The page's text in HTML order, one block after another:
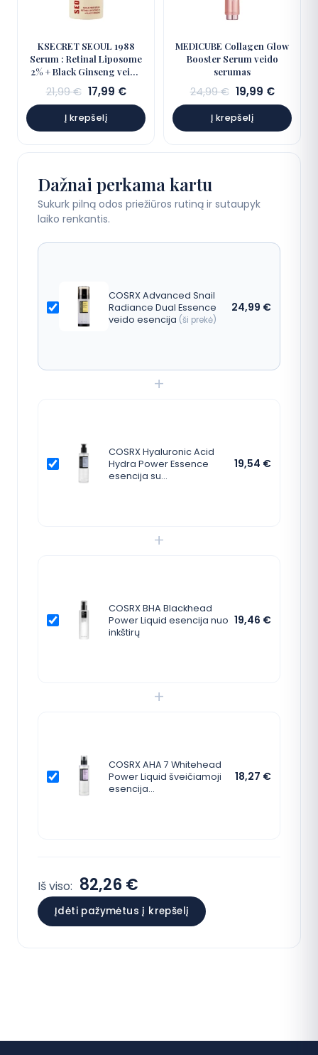
KSECRET SEOUL 1988
Serum : Retinal Liposome
2% + Black Ginseng veido
serumas
21,99€ Sena
kaina:
21,99 €.
17,99 €Dabartinė
kaina:
17,99 €.
Į krepšelį
MEDICUBE Collagen Glow
Booster Serum veido
serumas
24,99€ Sena
kaina:
24,99 €.
19,99 €
kaina:
19,99 €.
Į krepšelį
Dažnai perkama kartu
Sukurk pilną odos priežiūros rutiną ir sutaupyk
laiko renkantis.
COSRX Advanced Snail
Radiance Dual Essence
veido esencija (ši prekė)
24,99 €
+
COSRX Hyaluronic Acid
Hydra Power Essence
esencija su…
19,54 €
+
COSRX BHA Blackhead
Power Liquid esencija nuo
inkštirų
19,46 €
+
COSRX AHA 7 Whitehead
Power Liquid šveičiamoji
esencija…
18,27 €
Iš viso: 82,26 €
Įdėti pažymėtus į krepšelį